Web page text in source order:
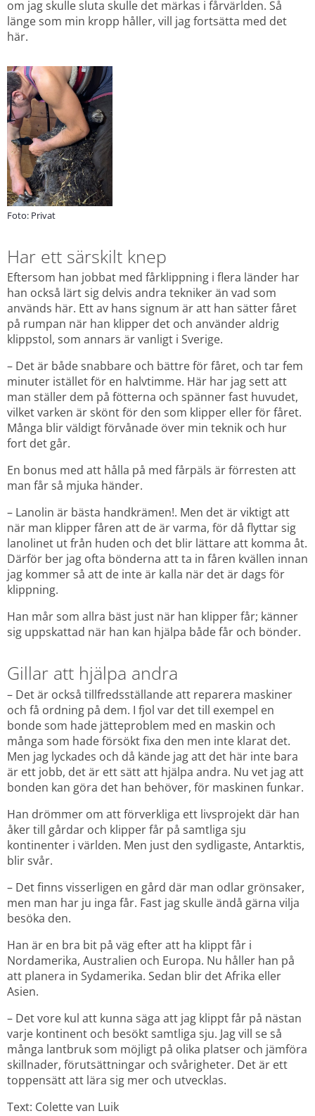
om jag skulle sluta skulle det märkas i fårvärlden. Så
länge som min kropp håller, vill jag fortsätta med det
här.
Foto: Privat
Har ett särskilt knep
Eftersom han jobbat med fårklippning i flera länder har
han också lärt sig delvis andra tekniker än vad som
används här. Ett av hans signum är att han sätter fåret
på rumpan när han klipper det och använder aldrig
klippstol, som annars är vanligt i Sverige.
– Det är både snabbare och bättre för fåret, och tar fem
minuter istället för en halvtimme. Här har jag sett att
man ställer dem på fötterna och spänner fast huvudet,
vilket varken är skönt för den som klipper eller för fåret.
Många blir väldigt förvånade över min teknik och hur
fort det går.
En bonus med att hålla på med fårpäls är förresten att
man får så mjuka händer.
– Lanolin är bästa handkrämen!. Men det är viktigt att
när man klipper fåren att de är varma, för då flyttar sig
lanolinet ut från huden och det blir lättare att komma åt.
Därför ber jag ofta bönderna att ta in fåren kvällen innan
jag kommer så att de inte är kalla när det är dags för
klippning.
Han mår som allra bäst just när han klipper får; känner
sig uppskattad när han kan hjälpa både får och bönder.
Gillar att hjälpa andra
– Det är också tillfredsställande att reparera maskiner
och få ordning på dem. I fjol var det till exempel en
bonde som hade jätteproblem med en maskin och
många som hade försökt fixa den men inte klarat det.
Men jag lyckades och då kände jag att det här inte bara
är ett jobb, det är ett sätt att hjälpa andra. Nu vet jag att
bonden kan göra det han behöver, för maskinen funkar.
Han drömmer om att förverkliga ett livsprojekt där han
åker till gårdar och klipper får på samtliga sju
kontinenter i världen. Men just den sydligaste, Antarktis,
blir svår.
– Det finns visserligen en gård där man odlar grönsaker,
men man har ju inga får. Fast jag skulle ändå gärna vilja
besöka den.
Han är en bra bit på väg efter att ha klippt får i
Nordamerika, Australien och Europa. Nu håller han på
att planera in Sydamerika. Sedan blir det Afrika eller
Asien.
– Det vore kul att kunna säga att jag klippt får på nästan
varje kontinent och besökt samtliga sju. Jag vill se så
många lantbruk som möjligt på olika platser och jämföra
skillnader, förutsättningar och svårigheter. Det är ett
toppensätt att lära sig mer och utvecklas.
Text: Colette van Luik